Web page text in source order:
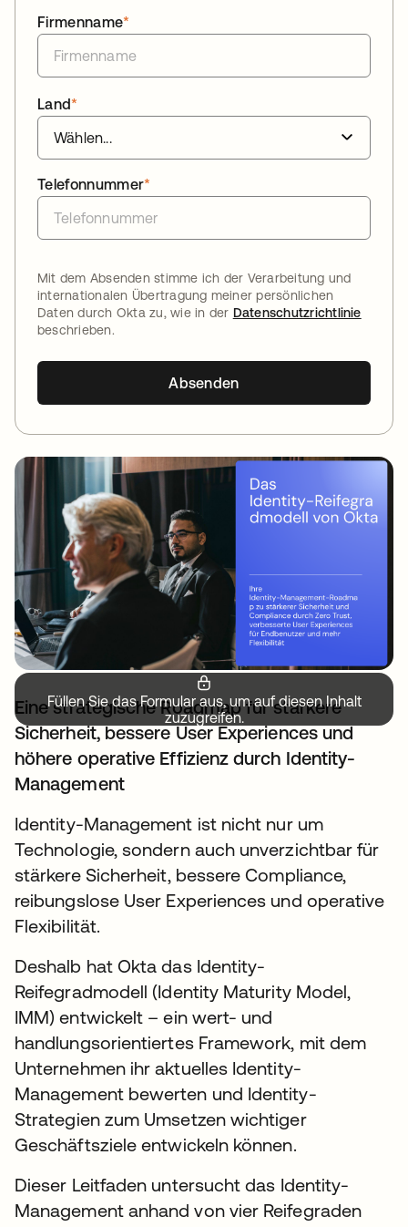
*
Firmenname
*
Land
*
Telefonnummer
Mit dem Absenden stimme ich der Verarbeitung und
internationalen Übertragung meiner persönlichen
Daten durch Okta zu, wie in der Datenschutzrichtlinie
beschrieben.
Absenden
Füllen Sie das Formular aus, um auf diesen Inhalt
zuzugreifen.
Eine strategische Roadmap für stärkere
Sicherheit, bessere User Experiences und
höhere operative Effizienz durch Identity-
Management
Identity-Management ist nicht nur um
Technologie, sondern auch unverzichtbar für
stärkere Sicherheit, bessere Compliance,
reibungslose User Experiences und operative
Flexibilität.
Deshalb hat Okta das Identity-
Reifegradmodell (Identity Maturity Model,
IMM) entwickelt – ein wert- und
handlungsorientiertes Framework, mit dem
Unternehmen ihr aktuelles Identity-
Management bewerten und Identity-
Strategien zum Umsetzen wichtiger
Geschäftsziele entwickeln können.
Dieser Leitfaden untersucht das Identity-
Management anhand von vier Reifegraden